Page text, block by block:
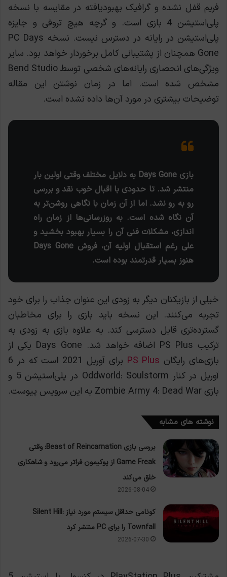
فریم قفل نشده و گرافیک بهبودیافته در مقایسه با نسخه
پلی‌استیشن 4 بازی است. و گرچه هیچ تروفی و جایزه
پلی‌استیشن در رایانه در دسترس نیست. نسخه PC Days
Gone همچنان از پشتیبانی کامل برخوردار خواهد بود. سایر
ویژگی‌های انحصاری رایانه‌های شخصی توسط Bend Studio
مشخص شده است. اما در زمان نوشتن این مقاله
توضیحات بیشتری در مورد آن‌ها داده نشده است.
بازی Days Gone به دلایل مختلف وقتی اولین بار
منتشر شد. تا حدودی با اقبال خوب نقد و بررسی
رو به رو نشد. اما از آن زمان با نگاهی روشن‌تر به
آن نگاه شده است. به روزرسانی‌ها از زمان راه
اندازی، مشکلات فنی آن را بسیار بهبود بخشید و
علی رغم استقبال اولیه آن، فروش Days Gone
هنوز بسیار قدرتمند بوده است.
خیلی از بازیکنان دیگر به زودی این عنوان جذاب را برای خود
تجربه می‌کنند. این نسخه باید بازی را برای مخاطبان
گسترده‌تری قابل دسترسی کند. به علاوه بازی به زودی به
ترکیب PS Plus اضافه خواهد شد. Days Gone یکی از
بازی‌های رایگان PS Plus
برای آوریل 2021 است که در 6
آوریل در کنار Oddworld: Soulstorm در پلی‌استیشن 5 و
بازی Zombie Army 4: Dead War به این سرویس پیوست.
نوشته های مشابه
بررسی بازی Beast of Reincarnation: وقتی
Game Freak از پوکیمون فراتر می‌رود و شاهکاری
خلق می‌کند
2026-08-04
کونامی حداقل سیستم مورد نیاز Silent Hill:
Townfall را برای PC منتشر کرد
2026-07-30